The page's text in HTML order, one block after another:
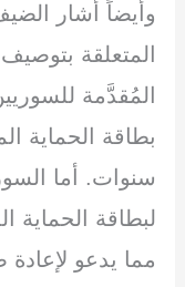
وأيضاً أشار
المتعلقة
المُقدَّمة
بطاقة الحماية
سنوات. أما
لبطاقة الحماية
مما يدعو